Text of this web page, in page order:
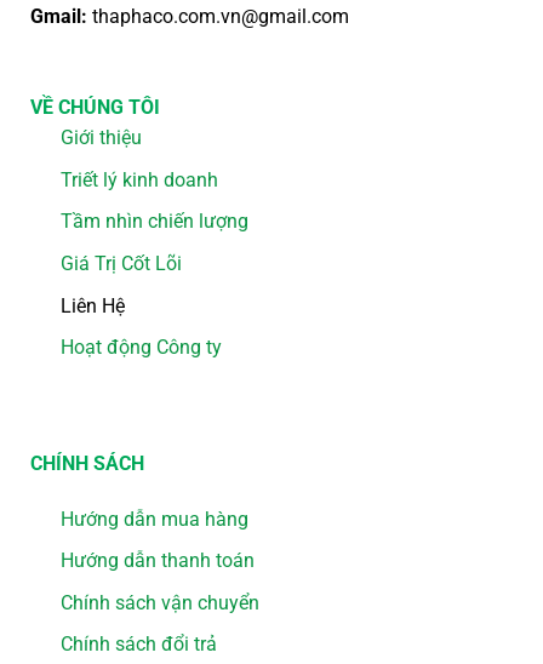
Gmail: thaphaco.com.vn@gmail.com
VỀ CHÚNG TÔI
Giới thiệu
Triết lý kinh doanh
Tầm nhìn chiến lượng
Giá Trị Cốt Lõi
Liên Hệ
Hoạt động Công ty
CHÍNH SÁCH
Hướng dẫn mua hàng
Hướng dẫn thanh toán
Chính sách vận chuyển
Chính sách đổi trả